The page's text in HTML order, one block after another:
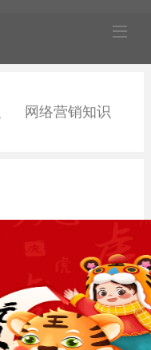
网络营销知识